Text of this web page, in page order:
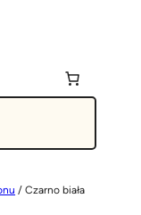
/ Czarno biała